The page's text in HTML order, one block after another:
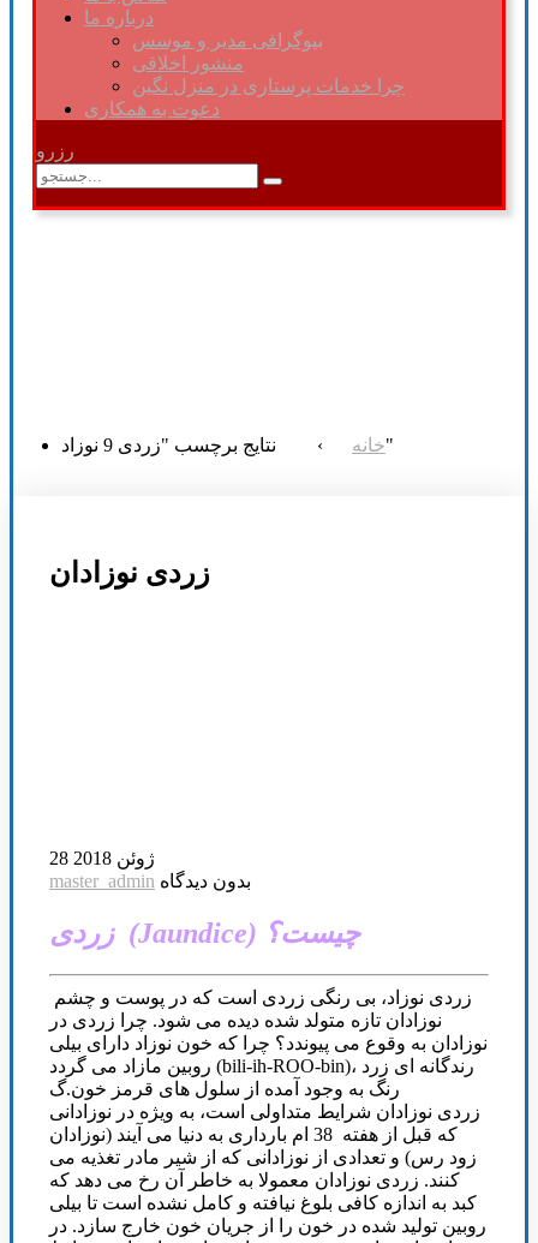
درباره ما
بیوگرافی مدیر و موسس
منشور اخلاقی
چرا خدمات پرستاری در منزل نگین
دعوت به همکاری
رزرو
خانه › نتایج برچسب "زردی 9 نوزاد"
زردی نوزادان
28 ژوئن 2018
master_admin بدون دیدگاه
زردی (Jaundice) چیست؟
نوزادان تازه متولد شده دیده می شود. چرا زردی در
نوزادان به وقوع می پیوندد؟ چرا که خون نوزاد دارای بیلی
روبین مازاد می گردد (bili-ih-ROO-bin)، رندگانه ای زرد
رنگ به وجود آمده از سلول های قرمز خون.گ
زردی نوزادان شرایط متداولی است، به ویژه در نوزادانی
که قبل از هفته 38 ام بارداری به دنیا می آیند (نوزادان
زود رس) و تعدادی از نوزادانی که از شیر مادر تغذیه می
کنند. زردی نوزادان معمولا به خاطر آن رخ می دهد که
کبد به اندازه کافی بلوغ نیافته و کامل نشده است تا بیلی
روبین تولید شده در خون را از جریان خون خارج سازد. در